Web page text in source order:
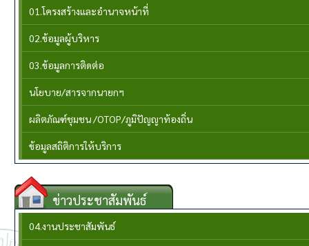
01.โครงสร้างและอำนาจหน้าที่
02.ข้อมูลผู้บริหาร
03.ข้อมูลการติดต่อ
นโยบาย/สารจากนายกฯ
ผลิตภัณฑ์ชุมชน /OTOP/ภูมิปัญญาท้องถิ่น
ข้อมูลสถิติการให้บริการ
ข่าวประชาสัมพันธ์
04.งานประชาสัมพันธ์